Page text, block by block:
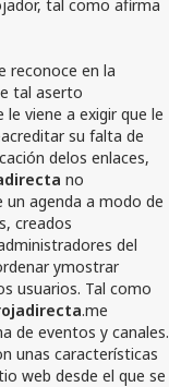
reconoce en la
tal aserto
viene a exigir que le
su falta de
delos enlaces,
no
agenda a modo de
creados
del
ymostrar
usuarios. Tal como
.me
de eventos y canales.
unas características
web desde el que se